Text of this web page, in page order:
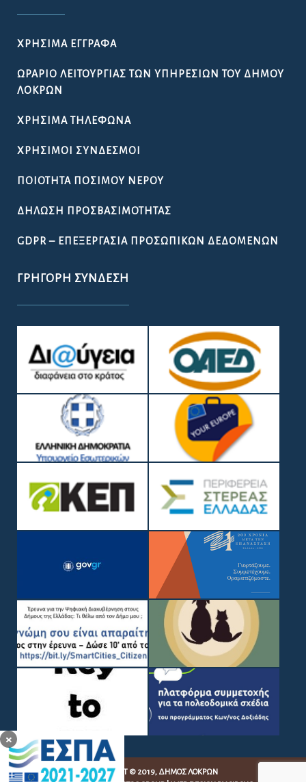
×
ΧΡΉΣΙΜΑ ΈΓΓΡΑΦΑ
ΩΡΆΡΙΟ ΛΕΙΤΟΥΡΓΊΑΣ ΤΩΝ ΥΠΗΡΕΣΙΏΝ ΤΟΥ ΔΉΜΟΥ
ΛΟΚΡΏΝ
ΧΡΉΣΙΜΑ ΤΗΛΈΦΩΝΑ
ΧΡΉΣΙΜΟΙ ΣΎΝΔΕΣΜΟΙ
ΠΟΙΌΤΗΤΑ ΠΌΣΙΜΟΥ ΝΕΡΟΎ
ΔΉΛΩΣΗ ΠΡΟΣΒΑΣΙΜΌΤΗΤΑΣ
GDPR – ΕΠΕΞΕΡΓΑΣΙΑ ΠΡΟΣΩΠΙΚΩΝ ΔΕΔΟΜΕΝΩΝ
ΓΡΉΓΟΡΗ ΣΎΝΔΕΣΗ
COPYRIGHT © 2019, ΔΉΜΟΣ ΛΟΚΡΏΝ